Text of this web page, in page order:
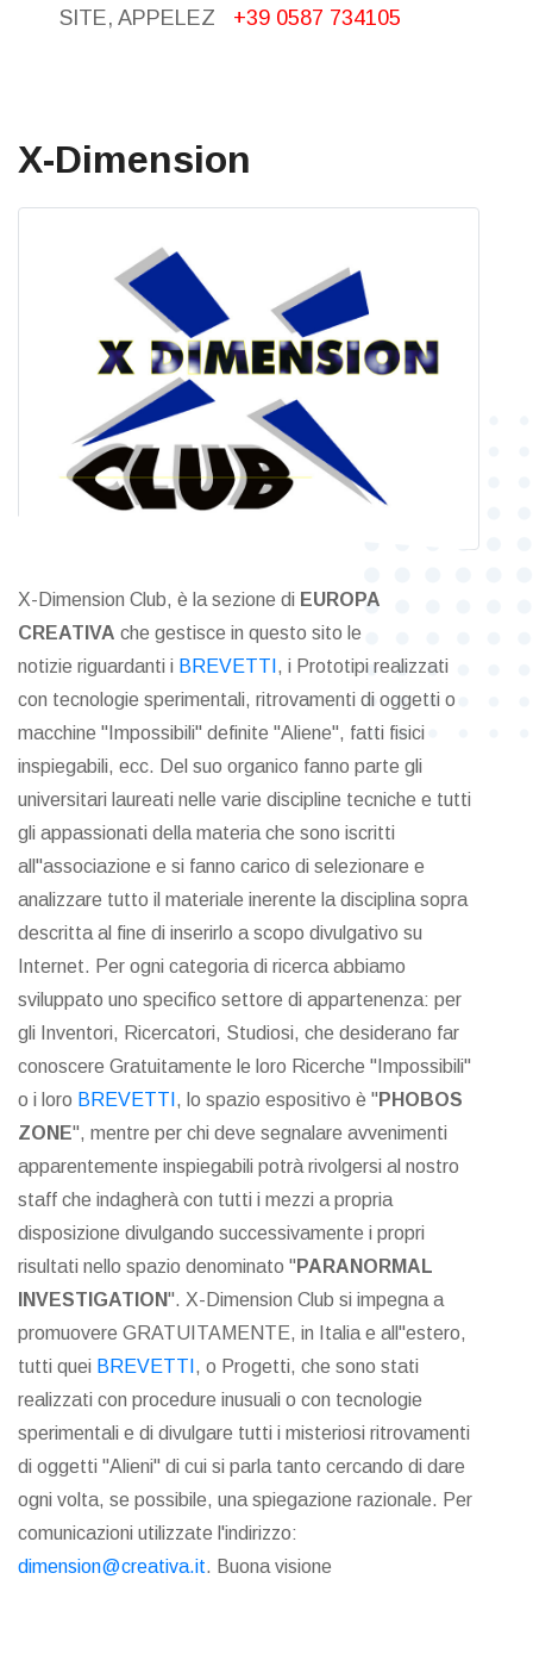
SITE, APPELEZ
+39 0587 734105
X-Dimension
X-Dimension Club, è la sezione di EUROPA
CREATIVA che gestisce in questo sito le
notizie riguardanti i BREVETTI , i Prototipi realizzati
con tecnologie sperimentali, ritrovamenti di oggetti o
macchine "Impossibili" definite "Aliene", fatti fisici
inspiegabili, ecc. Del suo organico fanno parte gli
universitari laureati nelle varie discipline tecniche e tutti
gli appassionati della materia che sono iscritti
all"associazione e si fanno carico di selezionare e
analizzare tutto il materiale inerente la disciplina sopra
descritta al fine di inserirlo a scopo divulgativo su
Internet. Per ogni categoria di ricerca abbiamo
sviluppato uno specifico settore di appartenenza: per
gli Inventori, Ricercatori, Studiosi, che desiderano far
conoscere Gratuitamente le loro Ricerche "Impossibili"
o i loro BREVETTI , lo spazio espositivo è " PHOBOS
ZONE", mentre per chi deve segnalare avvenimenti
apparentemente inspiegabili potrà rivolgersi al nostro
staff che indagherà con tutti i mezzi a propria
disposizione divulgando successivamente i propri
risultati nello spazio denominato " PARANORMAL
INVESTIGATION". X-Dimension Club si impegna a
promuovere GRATUITAMENTE, in Italia e all"estero,
tutti quei BREVETTI , o Progetti, che sono stati
realizzati con procedure inusuali o con tecnologie
sperimentali e di divulgare tutti i misteriosi ritrovamenti
di oggetti "Alieni" di cui si parla tanto cercando di dare
ogni volta, se possibile, una spiegazione razionale. Per
comunicazioni utilizzate l'indirizzo:
dimension@creativa.it. Buona visione